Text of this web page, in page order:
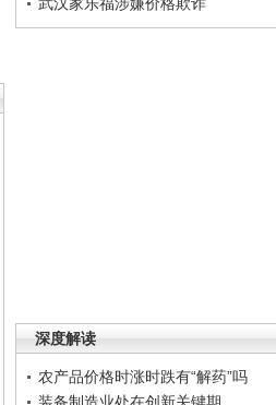
深度解读
农产品价格时涨时跌有“解药”吗